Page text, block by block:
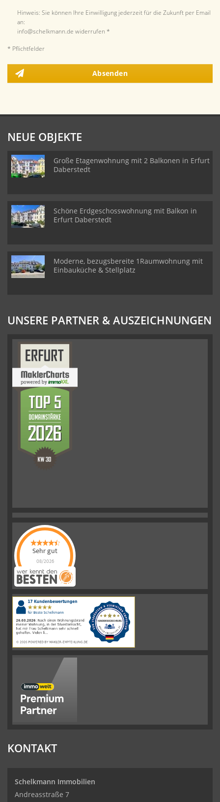
Hinweis: Sie können Ihre Einwilligung jederzeit für die Zukunft per Email
an:
info@schelkmann.de widerrufen *
* Pflichtfelder
Absenden
NEUE OBJEKTE
Große Etagenwohnung mit 2 Balkonen in Erfurt
Daberstedt
Schöne Erdgeschosswohnung mit Balkon in
Erfurt Daberstedt
Moderne, bezugsbereite 1Raumwohnung mit
Einbauküche & Stellplatz
UNSERE PARTNER & AUSZEICHNUNGEN
Sehr gut
08/2026
Schelkmann
Immobilienhat
|110Schelkmann
ImmobilienBewertungen
auf
werkenntdenBESTEN.de
KONTAKT
Schelkmann Immobilien
Andreasstraße 7